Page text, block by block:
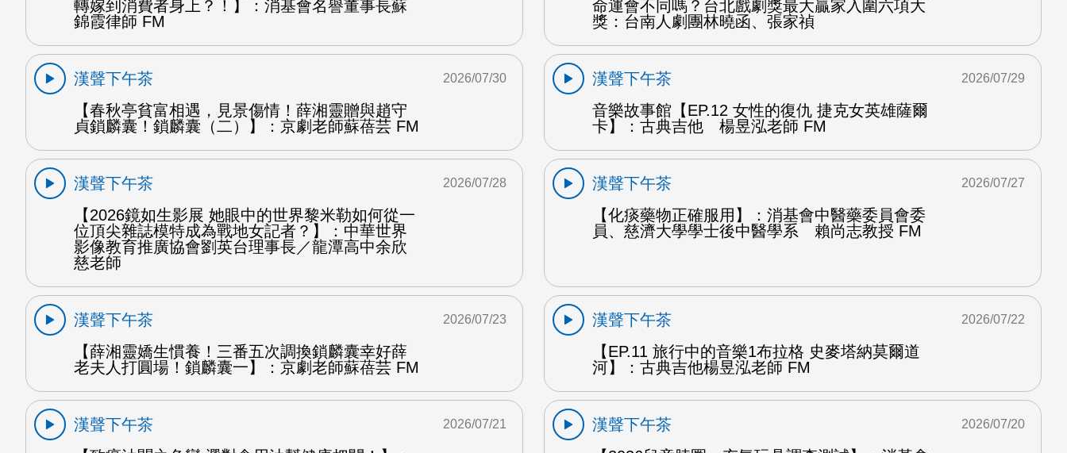
轉嫁到消費者身上？！】：消基會名譽董事長蘇
錦霞律師 FM
命運會不同嗎？台北戲劇獎最大贏家入圍六項大
獎：台南人劇團林曉函、張家禎
漢聲下午茶
【春秋亭貧富相遇，見景傷情！薛湘靈贈與趙守
貞鎖麟囊！鎖麟囊（二）】：京劇老師蘇蓓芸 FM
2026/07/30
漢聲下午茶
音樂故事館【EP.12 女性的復仇 捷克女英雄薩爾
卡】：古典吉他 楊昱泓老師 FM
2026/07/29
漢聲下午茶
【2026鏡如生影展 她眼中的世界黎米勒如何從一
位頂尖雜誌模特成為戰地女記者？】：中華世界
影像教育推廣協會劉英台理事長／龍潭高中余欣
慈老師
2026/07/28
漢聲下午茶
【化痰藥物正確服用】：消基會中醫藥委員會委
員、慈濟大學學士後中醫學系 賴尚志教授 FM
2026/07/27
漢聲下午茶
【薛湘靈嬌生慣養！三番五次調換鎖麟囊幸好薛
老夫人打圓場！鎖麟囊一】：京劇老師蘇蓓芸 FM
2026/07/23
漢聲下午茶
【EP.11 旅行中的音樂1布拉格 史麥塔納莫爾道
河】：古典吉他楊昱泓老師 FM
2026/07/22
漢聲下午茶
2026/07/21
漢聲下午茶
2026/07/20